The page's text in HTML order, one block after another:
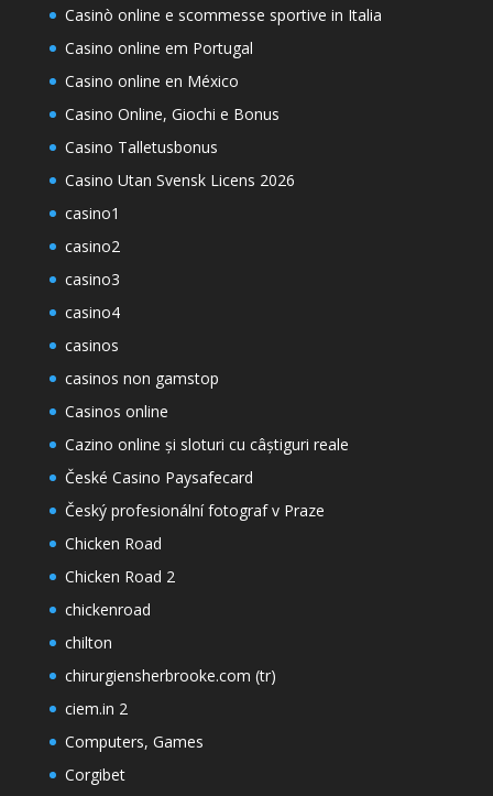
Casinò online e scommesse sportive in Italia
Casino online em Portugal
Casino online en México
Casino Online, Giochi e Bonus
Casino Talletusbonus
Casino Utan Svensk Licens 2026
casino1
casino2
casino3
casino4
casinos
casinos non gamstop
Casinos online
Cazino online și sloturi cu câștiguri reale
České Casino Paysafecard
Český profesionální fotograf v Praze
Chicken Road
Chicken Road 2
chickenroad
chilton
chirurgiensherbrooke.com (tr)
ciem.in 2
Computers, Games
Corgibet